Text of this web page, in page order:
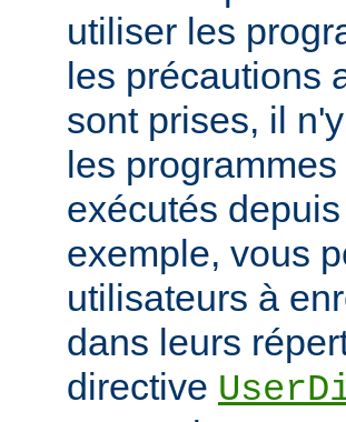
utiliser les
les précautions
sont prises, il
les
exécutés
exemple, vous
utilisateurs à
dans leurs
directive